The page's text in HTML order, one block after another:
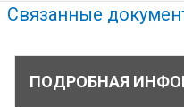
Связанные
ПОДРОБНАЯ